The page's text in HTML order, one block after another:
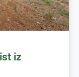
iz